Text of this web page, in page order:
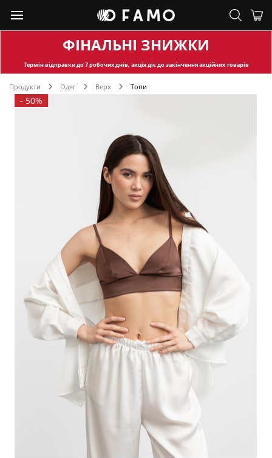
ФІНАЛЬНІ ЗНИЖКИ
Термін відправкидо 7 робочих днів, акція діє до закінчення акційних товарів
Продукти Одяг Верх Топи
- 50%